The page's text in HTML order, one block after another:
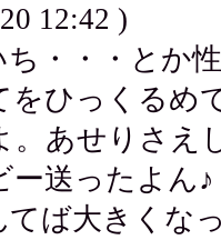
12:42 )
ち・・・とか
をひっくるめ
。あせりさえ
送ったよん♪
てば大きくな